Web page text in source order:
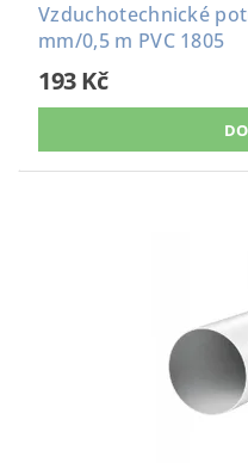
Vzduchotechnické
mm/0,5 m PVC 1805
193 Kč